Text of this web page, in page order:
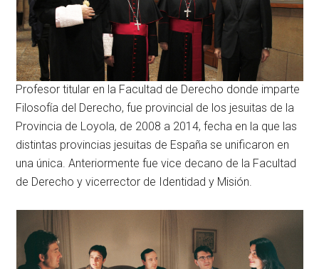
Profesor titular en la Facultad de Derecho donde imparte
Filosofía del Derecho, fue provincial de los jesuitas de la
Provincia de Loyola, de 2008 a 2014, fecha en la que las
distintas provincias jesuitas de España se unificaron en
una única. Anteriormente fue vice decano de la Facultad
de Derecho y vicerrector de Identidad y Misión.